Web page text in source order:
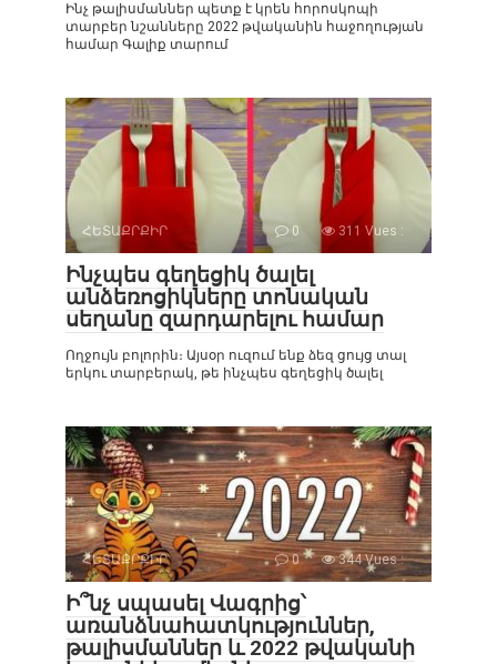
Ինչ թալիսմաններ պետք է կրեն հորոսկոպի
տարբեր նշանները 2022 թվականին հաջողության
համար Գալիք տարում
ՀԵՏԱՔՐՔԻՐ 0 311 Vues :
Ինչպես գեղեցիկ ծալել
անձեռոցիկները տոնական
սեղանը զարդարելու համար
Ողջույն բոլորին։ Այսօր ուզում ենք ձեզ ցույց տալ
երկու տարբերակ, թե ինչպես գեղեցիկ ծալել
ՀԵՏԱՔՐՔԻՐ 0 344 Vues :
Ի՞նչ սպասել Վագրից՝
առանձնահատկություններ,
թալիսմաններ և 2022 թվականի